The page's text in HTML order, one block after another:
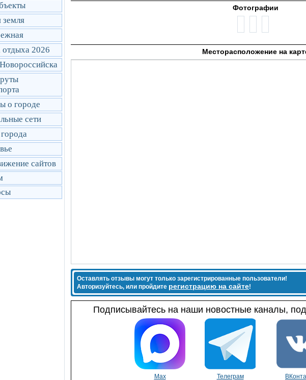
2026
о городе
сети
сайтов
Фотографии
Месторасположение на
Оставлять отзывы могут только зарегистрированные пользователи!
Авторизуйтесь, или пройдите регистрацию на сайте!
Подписывайтесь на наши новостные каналы,
Max Телеграм